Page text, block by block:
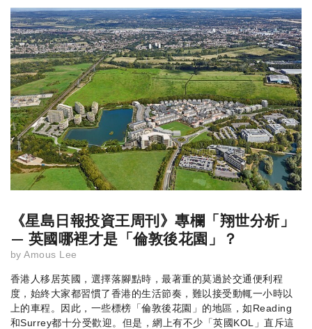
《星島日報投資王周刊》專欄「翔世分析」
— 英國哪裡才是「倫敦後花園」？
by Amous Lee
香港人移居英國，選擇落腳點時，最著重的莫過於交通便利程
度，始終大家都習慣了香港的生活節奏，難以接受動輒一小時以
上的車程。因此，一些標榜「倫敦後花園」的地區，如Reading
和Surrey都十分受歡迎。但是，網上有不少「英國KOL」直斥這